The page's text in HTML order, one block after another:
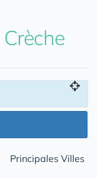
Crèche
Principales Villes